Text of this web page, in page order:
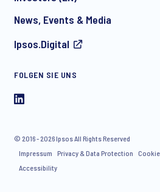
invitations to free events and
News, Events & Media
Ipsos.Digital
FOLGEN SIE UNS
© 2016 - 2026 Ipsos All Rights Reserved
Impressum
Privacy & Data Protection
Accessibility